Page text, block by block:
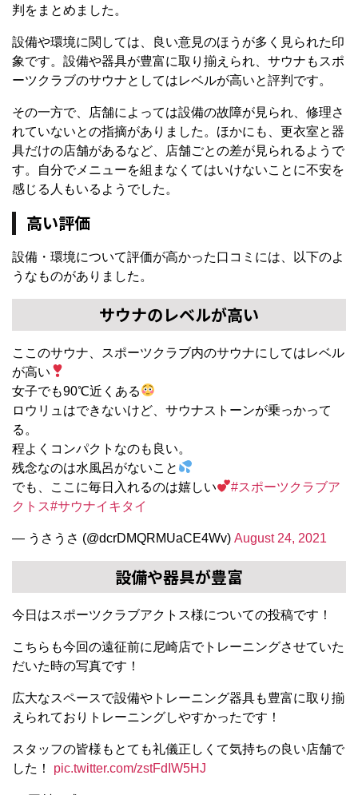
判をまとめました。
設備や環境に関しては、良い意見のほうが多く見られた印
象です。設備や器具が豊富に取り揃えられ、サウナもスポ
ーツクラブのサウナとしてはレベルが高いと評判です。
その一方で、店舗によっては設備の故障が見られ、修理さ
れていないとの指摘がありました。ほかにも、更衣室と器
具だけの店舗があるなど、店舗ごとの差が見られるようで
す。自分でメニューを組まなくてはいけないことに不安を
感じる人もいるようでした。
高い評価
設備・環境について評価が高かった口コミには、以下のよ
うなものがありました。
サウナのレベルが高い
ここのサウナ、スポーツクラブ内のサウナにしてはレベル
が高い
女子でも90℃近くある
ロウリュはできないけど、サウナストーンが乗っかって
る。
程よくコンパクトなのも良い。
残念なのは水風呂がないこと
でも、ここに毎日入れるのは嬉しい
#スポーツクラブア
クトス#サウナイキタイ
— うさうさ (@dcrDMQRMUaCE4Wv) August 24, 2021
設備や器具が豊富
今日はスポーツクラブアクトス様についての投稿です！
こちらも今回の遠征前に尼崎店でトレーニングさせていた
だいた時の写真です！
広大なスペースで設備やトレーニング器具も豊富に取り揃
えられておりトレーニングしやすかったです！
スタッフの皆様もとても礼儀正しくて気持ちの良い店舗で
した！ pic.twitter.com/zstFdIW5HJ